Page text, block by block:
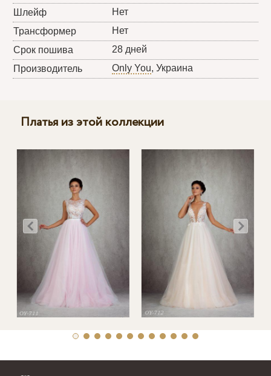
Шлейф
Нет
Трансформер
Нет
Срок пошива
28 дней
Производитель
Only You, Украина
Платья из этой коллекции